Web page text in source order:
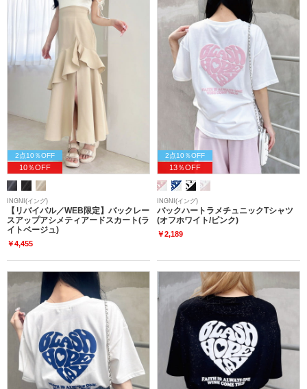
2点10％OFF
10％OFF
INGNI(イング)
【リバイバル／WEB限定】バックレー
スアップアシメティアードスカート(ラ
イトベージュ)
￥4,455
2点10％OFF
13％OFF
INGNI(イング)
バックハートラメチュニックTシャツ
(オフホワイト/ピンク)
￥2,189